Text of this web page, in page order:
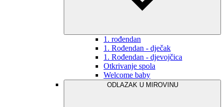
1. rođendan
1. Rođendan - dječak
1. Rođendan - djevojčica
Otkrivanje spola
Welcome baby
ODLAZAK U MIROVINU